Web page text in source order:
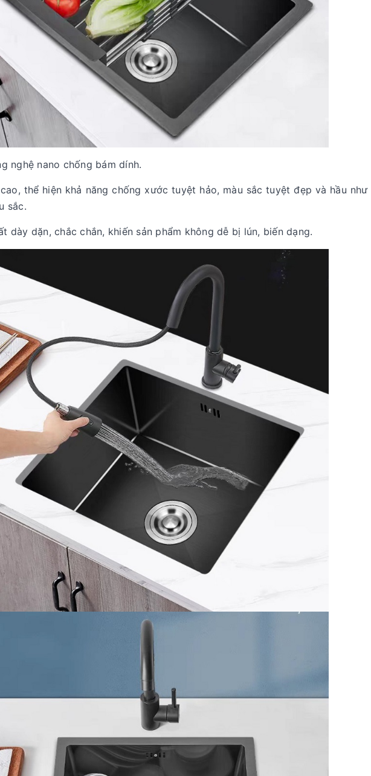
nghệ nano chống bám dính.
thể hiện khả năng chống xước tuyệt hảo, màu sắc tuyệt đẹp và hầu như
sắc.
dày dặn, chắc chắn, khiến sản phẩm không dễ bị lún, biến dạng.